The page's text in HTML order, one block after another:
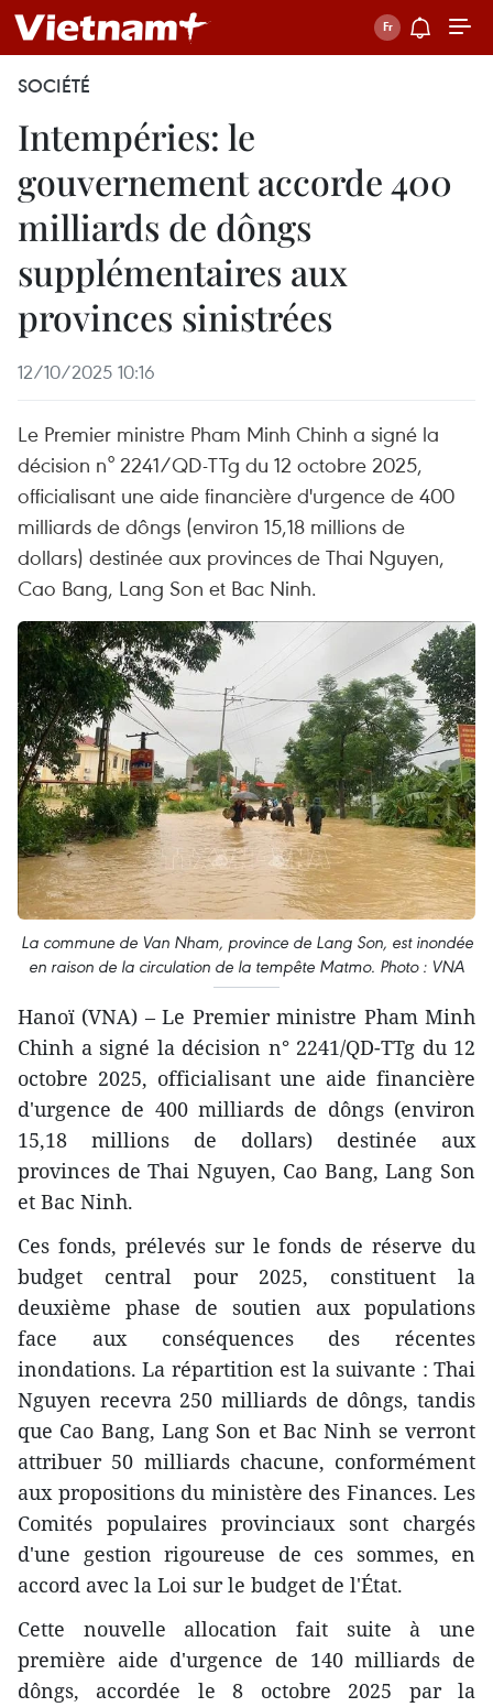
SOCIÉTÉ
Intempéries: le
gouvernement accorde 400
milliards de dôngs
supplémentaires aux
provinces sinistrées
12/10/2025 10:16
Le Premier ministre Pham Minh Chinh a signé la
décision n° 2241/QD-TTg du 12 octobre 2025,
officialisant une aide financière d'urgence de 400
milliards de dôngs (environ 15,18 millions de
dollars) destinée aux provinces de Thai Nguyen,
Cao Bang, Lang Son et Bac Ninh.
La commune de Van Nham, province de Lang Son, est inondée
en raison de la circulation de la tempête Matmo. Photo : VNA
Hanoï (VNA) – Le Premier ministre Pham Minh
Chinh a signé la décision n° 2241/QD-TTg du 12
octobre 2025, officialisant une aide financière
d'urgence de 400 milliards de dôngs (environ
15,18 millions de dollars) destinée aux
provinces de Thai Nguyen, Cao Bang, Lang Son
et Bac Ninh.
Ces fonds, prélevés sur le fonds de réserve du
budget central pour 2025, constituent la
deuxième phase de soutien aux populations
face aux conséquences des récentes
inondations. La répartition est la suivante : Thai
Nguyen recevra 250 milliards de dôngs, tandis
que Cao Bang, Lang Son et Bac Ninh se verront
attribuer 50 milliards chacune, conformément
aux propositions du ministère des Finances. Les
Comités populaires provinciaux sont chargés
d'une gestion rigoureuse de ces sommes, en
accord avec la Loi sur le budget de l'État.
Cette nouvelle allocation fait suite à une
première aide d'urgence de 140 milliards de
dôngs, accordée le 8 octobre 2025 par la